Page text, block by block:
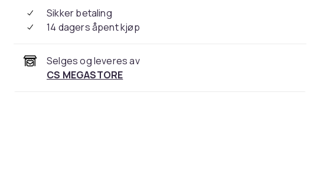
Sikker betaling
14 dagers åpent kjøp
Selges og leveres av
CS MEGASTORE